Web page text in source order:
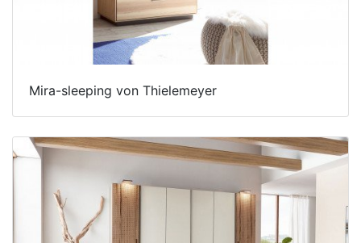
Mira-sleeping von Thielemeyer